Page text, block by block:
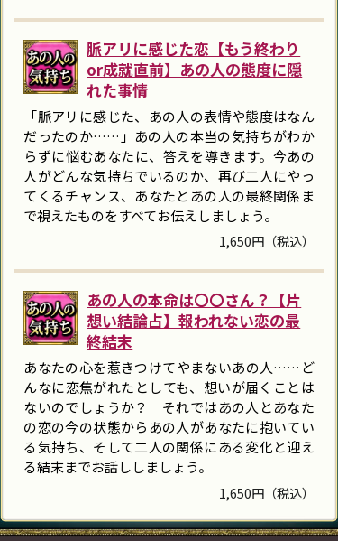
脈アリに感じた恋【もう終わり
or成就直前】あの人の態度に隠
れた事情
「脈アリに感じた、あの人の表情や態度はなん
だったのか……」あの人の本当の気持ちがわか
らずに悩むあなたに、答えを導きます。今あの
人がどんな気持ちでいるのか、再び二人にやっ
てくるチャンス、あなたとあの人の最終関係ま
で視えたものをすべてお伝えしましょう。
1,650円（税込）
あの人の本命は〇〇さん？【片
想い結論占】報われない恋の最
終結末
あなたの心を惹きつけてやまないあの人……ど
んなに恋焦がれたとしても、想いが届くことは
ないのでしょうか？ それではあの人とあなた
の恋の今の状態からあの人があなたに抱いてい
る気持ち、そして二人の関係にある変化と迎え
る結末までお話ししましょう。
1,650円（税込）